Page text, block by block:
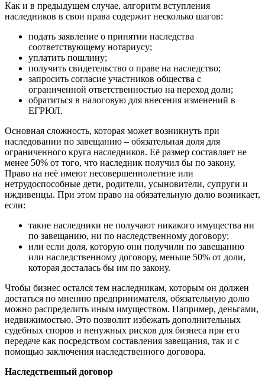
Как и в предыдущем случае, алгоритм вступления
наследников в свои права содержит несколько шагов:
подать заявление о принятии наследства
соответствующему нотариусу;
уплатить пошлину;
получить свидетельство о праве на наследство;
запросить согласие участников общества с
ограниченной ответственностью на переход доли;
обратиться в налоговую для внесения изменений в
ЕГРЮЛ.
Основная сложность, которая может возникнуть при
наследовании по завещанию – обязательная доля для
ограниченного круга наследников. Её размер составляет не
менее 50% от того, что наследник получил бы по закону.
Право на неё имеют несовершеннолетние или
нетрудоспособные дети, родители, усыновители, супруги и
иждивенцы. При этом право на обязательную долю возникает,
если:
такие наследники не получают никакого имущества ни
по завещанию, ни по наследственному договору;
или если доля, которую они получили по завещанию
или наследственному договору, меньше 50% от доли,
которая досталась бы им по закону.
Чтобы бизнес остался тем наследникам, которым он должен
достаться по мнению предпринимателя, обязательную долю
можно распределить иным имуществом. Например, деньгами,
недвижимостью. Это позволит избежать дополнительных
судебных споров и ненужных рисков для бизнеса при его
передаче как посредством составления завещания, так и с
помощью заключения наследственного договора.
Наследственный договор